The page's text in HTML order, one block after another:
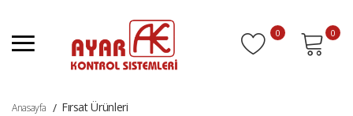
0 0
Anasayfa
Fırsat Ürünleri